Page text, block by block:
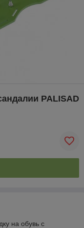
PALISAD
на обувь с